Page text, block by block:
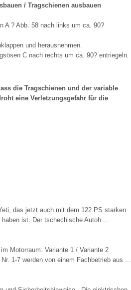
/ Tragschienen ausbauen
A ? Abb. 58 nach links um ca. 90?
und herausnehmen.
C nach rechts um ca. 90? entriegeln.
die Tragschienen und der variable
eine Verletzungsgefahr für die
das jetzt auch mit dem 122 PS starken
ist. Der tschechische Autoh ...
Motorraum: Variante 1 / Variante 2
1-7 werden von einem Fachbetrieb aus ...